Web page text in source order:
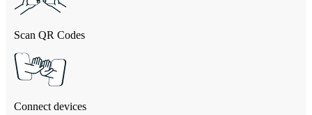
Scan QR Codes
Connect devices